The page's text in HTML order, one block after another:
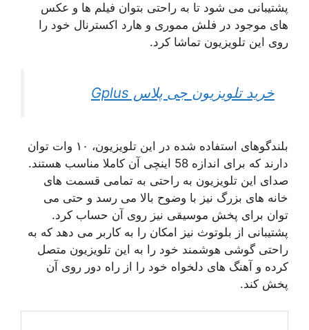
پشتیبانی می شود تا به راحتی بتوان فیلم ها و عکس
های موجود در فلش مموری و هارد اکسترنال خود را
روی این تلویزیون تماشا کرد.
خرید تلویزیون جی پلاس Gplus
بلندگوهای استفاده شده در این تلویزیون، ۱۰ وات توان
دارند که برای اندازه 58 اینچی آن کاملا مناسب هستند.
صدای این تلویزیون به راحتی به تمامی قسمت های
خانه های بزرگ نیز با وضوح بالا می رسد و حتی می
توان برای پخش موسیقی نیز روی آن حساب کرد.
پشتیبانی از بلوتوث نیز امکان را به کاربر می دهد که به
راحتی گوشی هوشمند خود را به این تلویزیون متصل
کرده و آهنگ های دلخواه خود را از راه دور روی آن
پخش کند.